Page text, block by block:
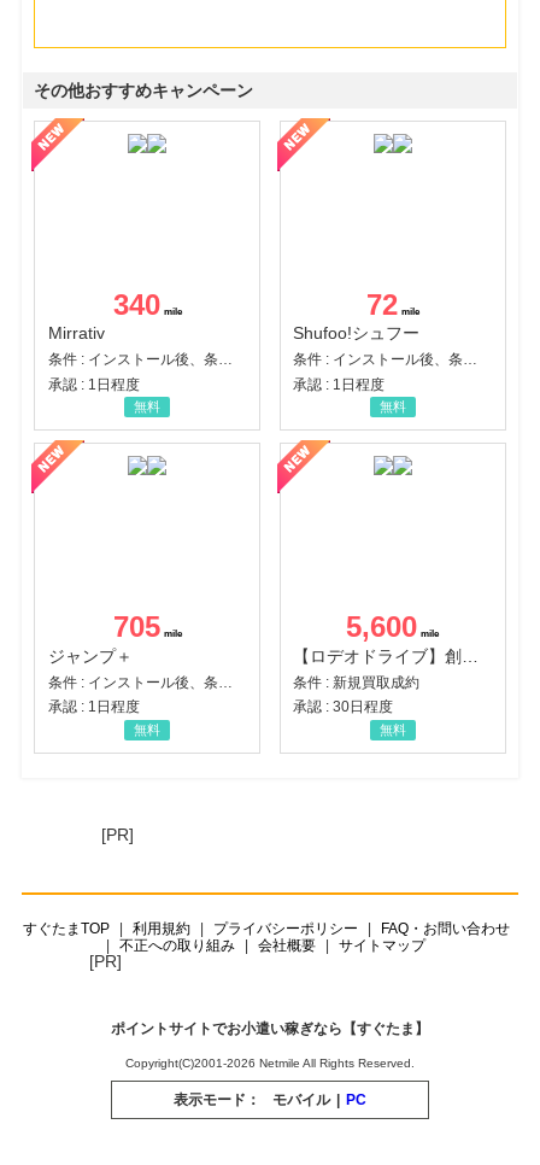
その他おすすめキャンペーン
340
Mirrativ
条件 : インストール後、条件達成
承認 : 1日程度
無料
72
Shufoo!シュフー
条件 : インストール後、条件達成
承認 : 1日程度
無料
705
ジャンプ＋
承認 : 1日程度
無料
5,600
条件 : 新規買取成約
承認 : 30日程度
無料
[PR]
すぐたまTOP 利用規約 プライバシーポリシー
FAQ・お問い合わせ
不正への取り組み
会社概要 サイトマップ
[PR]
ポイントサイトでお小遣い稼ぎなら【すぐたま】
Copyright(C)2001-2026 Netmile All Rights Reserved.
表示モード： モバイル | PC